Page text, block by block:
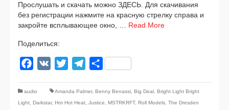
Прослушать и ска­чать мож­но ЗДЕСЬ. Для ска­чи­ва­ния
без реги­стра­ции нажми­те на крас­ную стрел­ку спра­ва и
закрой­те всплы­ва­ю­щее окно, … Read More
Поделиться:
Facebook
VK Twitter TelegramОтправить
audio Amanda Palmer, Benny Benassi Big Deal Bright Light Bright
Light Darkstar, Hot Hot Heat Justice MSTRKRFT, Roll Models The Dresden